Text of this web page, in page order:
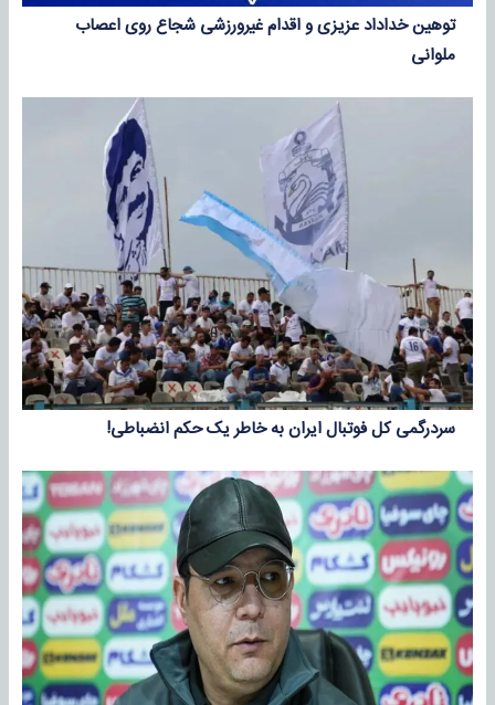
توهین خداداد عزیزی و اقدام غیرورزشی شجاع روی اعصاب
ملوانی
سردرگمی کل فوتبال ایران به خاطر یک حکم انضباطی!